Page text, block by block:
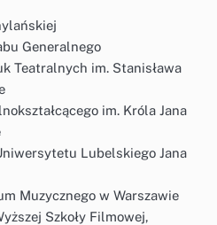
Generalnego
Teatralnych im. Stanisława
im. Króla Jana
Lubelskiego Jana
Muzycznego w Warszawie
Szkoły Filmowej,